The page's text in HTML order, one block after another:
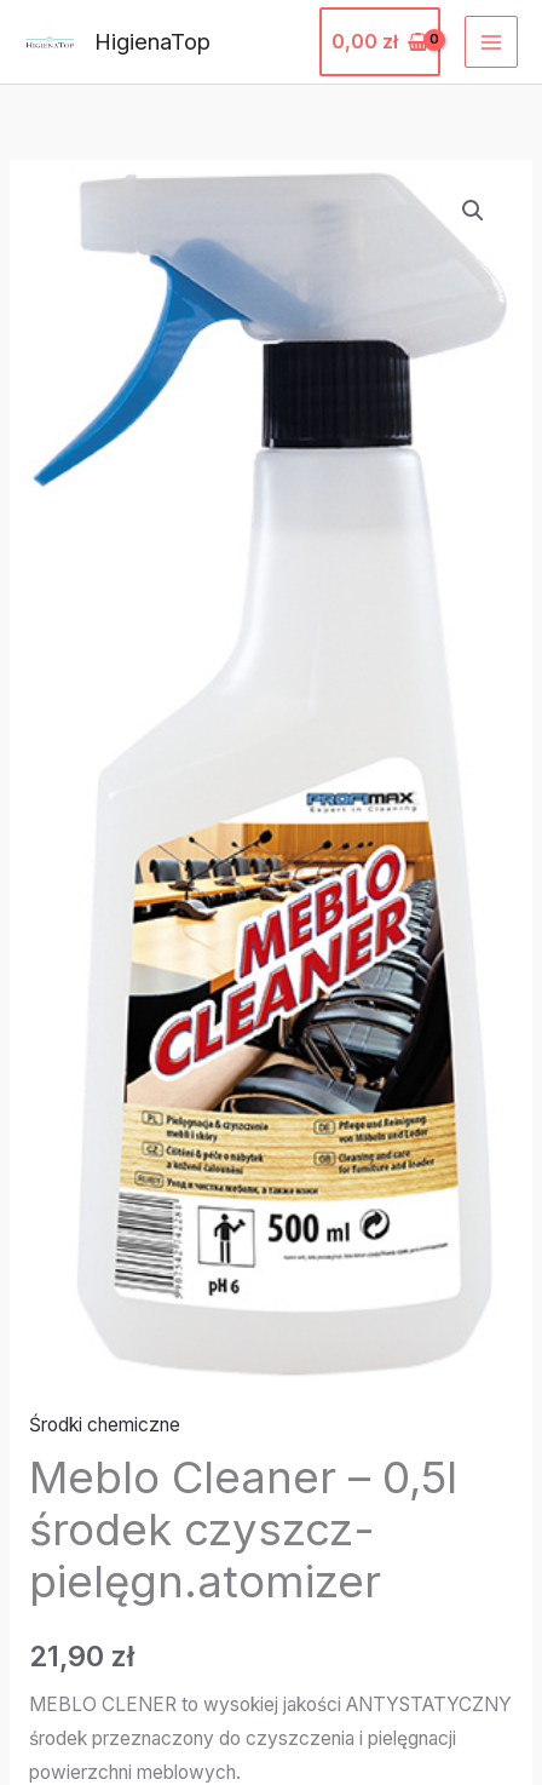
treści
HigienaTop 0,00 zł
Środki chemiczne
Meblo Cleaner – 0,5l
środek czyszcz-
pielęgn.atomizer
21,90 zł
MEBLO CLENER to wysokiej jakości ANTYSTATYCZNY
środek przeznaczony do czyszczenia i pielęgnacji
powierzchni meblowych.